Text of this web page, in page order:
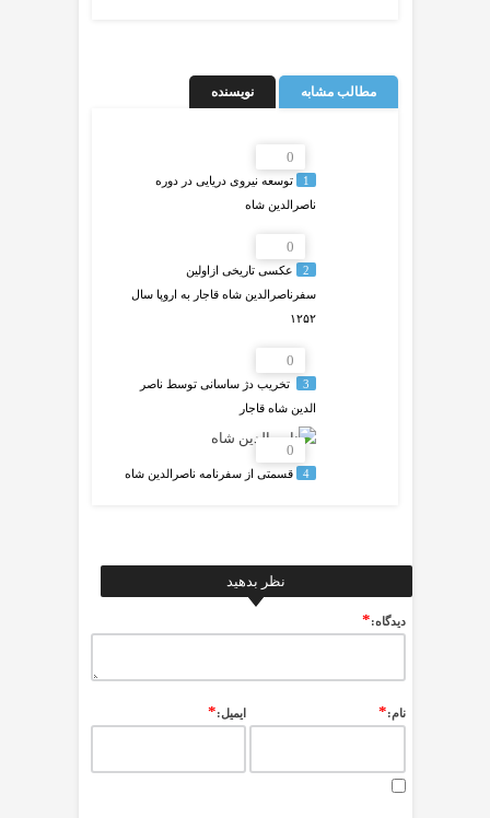
مطالب مشابه نویسنده
0
1
توسعه نیروی دریایی در دوره
ناصرالدین شاه
0
2
عکسى تاریخی ازاولین
سفرناصرالدین شاه قاجار به اروپا سال
۱۲۵۲
0
3
‍ تخریب دژ ساسانی توسط ناصر
الدین شاه قاجار
0
4 قسمتی از سفرنامه ناصرالدین شاه
نظر بدهید
ديدگاه:*
نام:* ایمیل:*